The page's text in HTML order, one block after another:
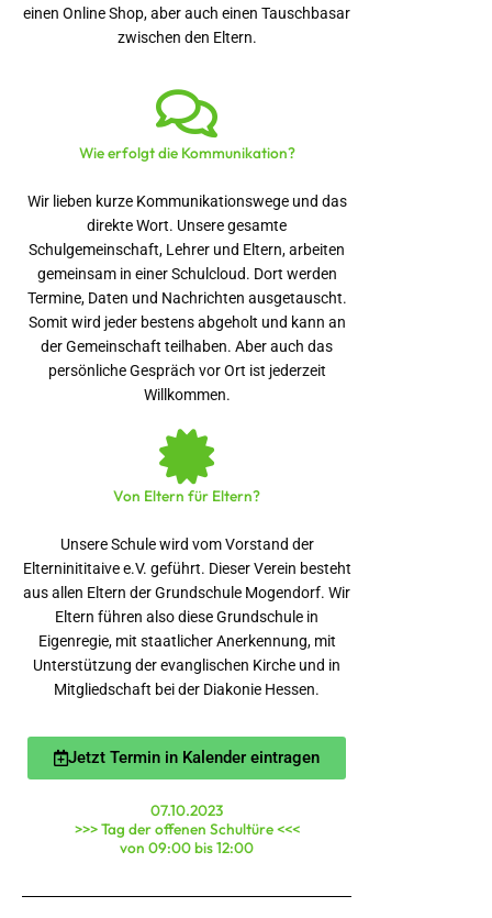
einen Online Shop, aber auch einen Tauschbasar
zwischen den Eltern.
Wie erfolgt die Kommunikation?
Wir lieben kurze Kommunikationswege und das
direkte Wort. Unsere gesamte
Schulgemeinschaft, Lehrer und Eltern, arbeiten
gemeinsam in einer Schulcloud. Dort werden
Termine, Daten und Nachrichten ausgetauscht.
Somit wird jeder bestens abgeholt und kann an
der Gemeinschaft teilhaben. Aber auch das
persönliche Gespräch vor Ort ist jederzeit
Willkommen.
Von Eltern für Eltern?
Unsere Schule wird vom Vorstand der
Elterninititaive e.V. geführt. Dieser Verein besteht
aus allen Eltern der Grundschule Mogendorf. Wir
Eltern führen also diese Grundschule in
Eigenregie, mit staatlicher Anerkennung, mit
Unterstützung der evanglischen Kirche und in
Mitgliedschaft bei der Diakonie Hessen.
Jetzt Termin in Kalender eintragen
07.10.2023
>>> Tag der offenen Schultüre <<<
von 09:00 bis 12:00